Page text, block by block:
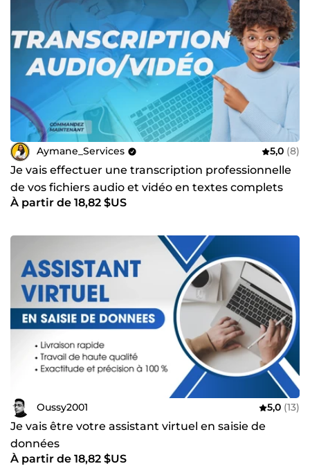
Aymane_Services 5,0 (8)
Je vais effectuer une transcription professionnelle
de vos fichiers audio et vidéo en textes complets
À partir de 18,82 $US
Oussy2001 5,0 (13)
Je vais être votre assistant virtuel en saisie de
données
À partir de 18,82 $US